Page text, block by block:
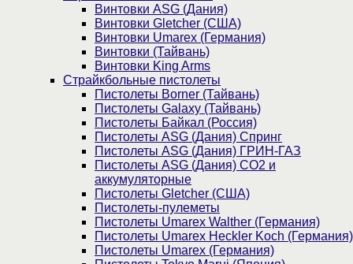
Винтовки ASG (Дания)
Винтовки Gletcher (США)
Винтовки Umarex (Германия)
Винтовки (Тайвань)
Винтовки King Arms
Страйкбольные пистолеты
Пистолеты Borner (Тайвань)
Пистолеты Galaxy (Тайвань)
Пистолеты Байкал (Россия)
Пистолеты ASG (Дания) Спринг
Пистолеты ASG (Дания) ГРИН-ГАЗ
Пистолеты ASG (Дания) CO2 и
аккумуляторные
Пистолеты Gletcher (США)
Пистолеты-пулеметы
Пистолеты Umarex Walther (Германия)
Пистолеты Umarex Heckler Koch (Германия)
Пистолеты Umarex (Германия)